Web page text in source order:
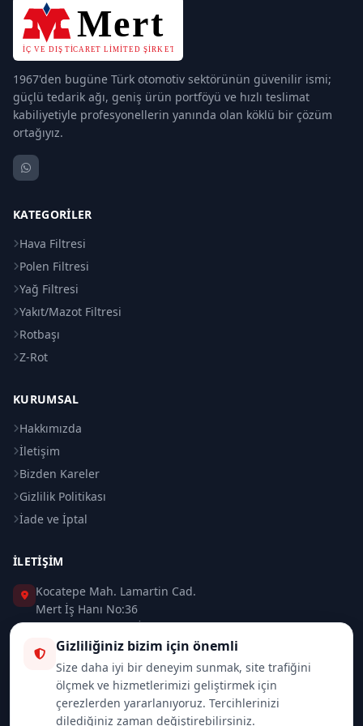
1967'den bugüne Türk otomotiv sektörünün güvenilir ismi;
güçlü tedarik ağı, geniş ürün portföyü ve hızlı teslimat
kabiliyetiyle profesyonellerin yanında olan köklü bir çözüm
ortağıyız.
KATEGORILER
Hava Filtresi
Polen Filtresi
Yağ Filtresi
Yakıt/Mazot Filtresi
Rotbaşı
Z-Rot
KURUMSAL
Hakkımızda
İletişim
Bizden Kareler
Gizlilik Politikası
İade ve İptal
İLETIŞIM
Kocatepe Mah. Lamartin Cad.
Mert İş Hanı No:36
Taksim / Beyoğlu / İSTANBUL
0 (212) 235 37 83
0 (532) 418 08 46
info@merttrade.com
Gizliliğiniz bizim için önemli
Size daha iyi bir deneyim sunmak, site trafiğini
ölçmek ve hizmetlerimizi geliştirmek için
çerezlerden yararlanıyoruz. Tercihlerinizi
dilediğiniz zaman değiştirebilirsiniz.